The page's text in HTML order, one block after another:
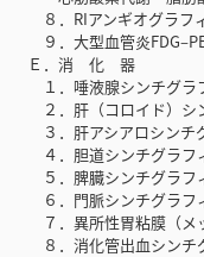
８．RIアンギオグラフ
９．大型血管炎
Ｅ．消 化 器
１．唾液腺シンチグラ
２．肝（コロイド）シ
３．肝アシアロシンチ
４．胆道シンチグラフ
５．脾臓シンチグラフ
６．門脈シンチグラフ
７．異所性胃粘膜（メ
８．消化管出血シンチ